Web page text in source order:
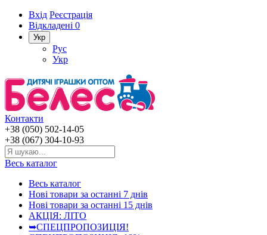
Вхід Реєстрація
Відкладені 0
Укр
Рус
Укр
Контакти
+38 (050) 502-14-05
+38 (067) 304-10-93
Весь каталог
Весь каталог
Нові товари за останнi 7 днiв
Нові товари за останнi 15 днiв
АКЦІЯ: ЛІТО
➥СПЕЦПРОПОЗИЦІЯ!